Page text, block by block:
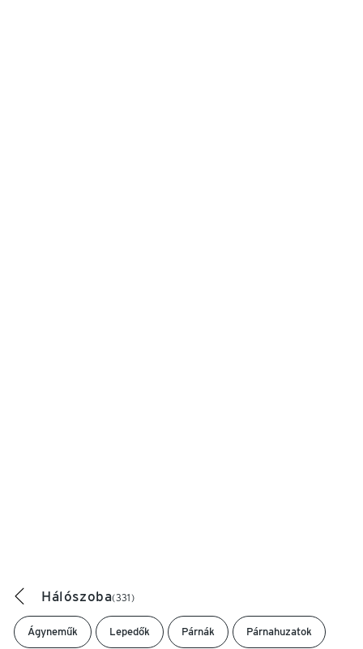
Hálószoba(331)
Ágyneműk Lepedők Párnák Párnahuzatok